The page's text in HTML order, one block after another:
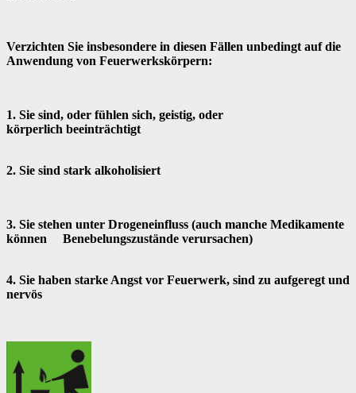
Verzichten Sie insbesondere in diesen Fällen unbedingt auf die
Anwendung von Feuerwerkskörpern:
1. Sie sind, oder fühlen sich, geistig, oder
körperlich beeinträchtigt
2. Sie sind stark alkoholisiert
3. Sie stehen unter Drogeneinfluss (auch manche Medikamente
können Benebelungszustände verursachen)
4. Sie haben starke Angst vor Feuerwerk, sind zu aufgeregt und
nervös